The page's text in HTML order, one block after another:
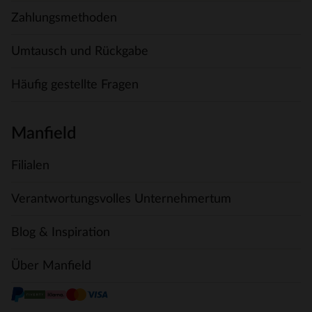
Zahlungsmethoden
Umtausch und Rückgabe
Häufig gestellte Fragen
Manfield
Filialen
Verantwortungsvolles Unternehmertum
Blog & Inspiration
Über Manfield